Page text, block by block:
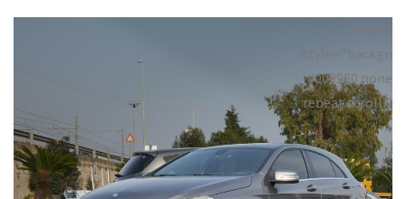
#009900 none
repeat scroll 0